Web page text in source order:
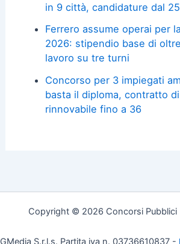
in 9 città, candidature dal
Ferrero assume operai per
2026: stipendio base di
lavoro su tre turni
Concorso per 3 impiegati
basta il diploma, contratto
rinnovabile fino a 36
Copyright © 2026 Concorsi Pubblici
GMedia S.r.l.s. Partita iva n. 03736610837 -